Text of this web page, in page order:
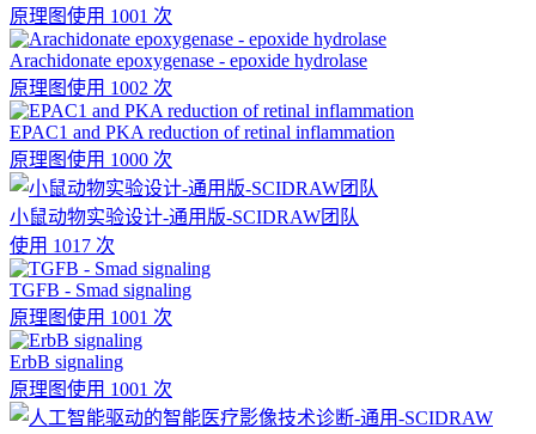
原理图使用 1001 次
Arachidonate epoxygenase - epoxide hydrolase
原理图使用 1002 次
EPAC1 and PKA reduction of retinal inflammation
原理图使用 1000 次
小鼠动物实验设计-通用版-SCIDRAW团队
使用 1017 次
TGFB - Smad signaling
原理图使用 1001 次
ErbB signaling
原理图使用 1001 次